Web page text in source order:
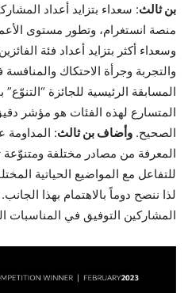
بن ثالث: سعداء بتزايد أعداد
منصة انستغرام، وتطور مستوى
وسعداء أكثر بتزايد أعداد فئة
والتجربة وجرأة الاحتكاك
المسابقة الرئيسية للجائزة “التنوّع”
المتسارع لهذه الفئات هو مؤشر
الصحيح. وأضاف بن ثالث: المداومة
المعرفة من مصادر مختلفة
للتفاعل مع المواضيع الحياتية
لذا ننصح دوماً بالاهتمام بهذا
المشاركين التوفيق في المناسبات